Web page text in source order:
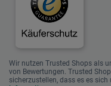
Wir nutzen Trusted Shops als
von Bewertungen. Trusted
sicherzustellen, dass es es